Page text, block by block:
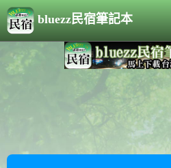
bluezz民宿筆記本